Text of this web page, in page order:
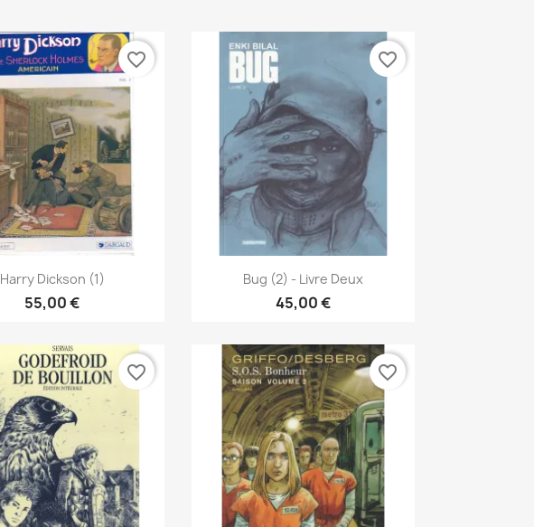
Vista rápida
Harry Dickson (1)
55,00 €
favorite_border
 Vista rápida
Bug (2) - Livre Deux
45,00 €
favorite_border
favorite_border favorite_border